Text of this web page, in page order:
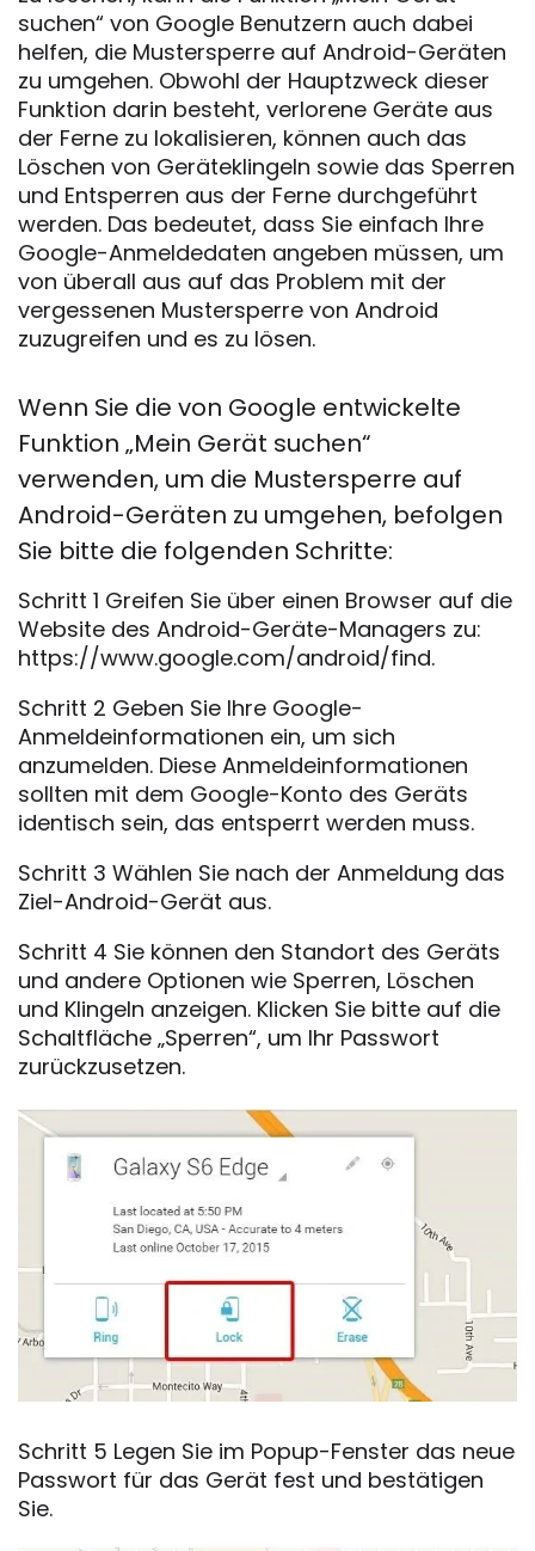
suchen“ von Google Benutzern auch dabei
helfen, die Mustersperre auf Android-Geräten
zu umgehen. Obwohl der Hauptzweck dieser
Funktion darin besteht, verlorene Geräte aus
der Ferne zu lokalisieren, können auch das
Löschen von Geräteklingeln sowie das Sperren
und Entsperren aus der Ferne durchgeführt
werden. Das bedeutet, dass Sie einfach Ihre
Google-Anmeldedaten angeben müssen, um
von überall aus auf das Problem mit der
vergessenen Mustersperre von Android
zuzugreifen und es zu lösen.
Wenn Sie die von Google entwickelte
Funktion „Mein Gerät suchen“
verwenden, um die Mustersperre auf
Android-Geräten zu umgehen, befolgen
Sie bitte die folgenden Schritte:
Schritt 1 Greifen Sie über einen Browser auf die
Website des Android-Geräte-Managers zu:
https://www.google.com/android/find.
Schritt 2 Geben Sie Ihre Google-
Anmeldeinformationen ein, um sich
anzumelden. Diese Anmeldeinformationen
sollten mit dem Google-Konto des Geräts
identisch sein, das entsperrt werden muss.
Schritt 3 Wählen Sie nach der Anmeldung das
Ziel-Android-Gerät aus.
Schritt 4 Sie können den Standort des Geräts
und andere Optionen wie Sperren, Löschen
und Klingeln anzeigen. Klicken Sie bitte auf die
Schaltfläche „Sperren“, um Ihr Passwort
zurückzusetzen.
Schritt 5 Legen Sie im Popup-Fenster das neue
Passwort für das Gerät fest und bestätigen
Sie.